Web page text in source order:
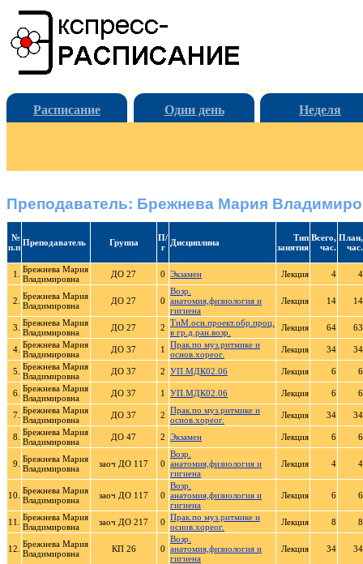
Расписание Один день Неделя
Преподаватель: Брежнева Мария
№
п.п Преподаватель Группа
П/
г
Дисциплина
Тип
занятия
Всего,
час.
План,
час.
1.
Брежнева Мария
Владимировна
ДО 27 0 Экзамен Лекция 4 4
2. Брежнева Мария
Владимировна
ДО 27 0
Возр.
анатомия,физиология и
гигиена
Лекция 14 14
3. Брежнева Мария
Владимировна
ДО 27 2 ТиМ.осн.проект.обр.проц.
в гр.д.ран.возр.
Лекция 64 63
4. Брежнева Мария
Владимировна
ДО 37 1
Прак.по муз.ритмике и
основ.хореог.
Лекция 34 34
5. Брежнева Мария
Владимировна
ДО 37 2 УП.МДК02.06 Лекция 6 6
6. Брежнева Мария
Владимировна
ДО 37 1 УП.МДК02.06 Лекция 6 6
7. Брежнева Мария
Владимировна
ДО 37 2 Прак.по муз.ритмике и
основ.хореог.
Лекция 34 34
8. Брежнева Мария
Владимировна
ДО 47 2 Экзамен Лекция 6 6
9. Брежнева Мария
Владимировна
заоч ДО 117 0
Возр.
анатомия,физиология и
гигиена
Лекция 4 4
10. Брежнева Мария
Владимировна
заоч ДО 117 0
Возр.
анатомия,физиология и
гигиена
Лекция 6 6
11.
Брежнева Мария
Владимировна
заоч ДО 217 0 Прак.по муз.ритмике и
основ.хореог.
Лекция 8 8
12. Брежнева Мария
Владимировна
КП 26 0
Возр.
анатомия,физиология и
гигиена
Лекция 34 34